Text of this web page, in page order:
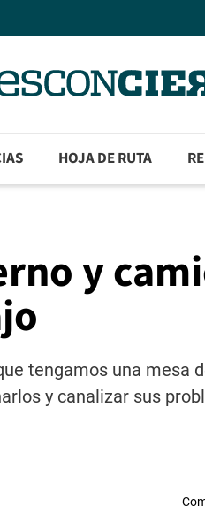
HOJA DE RUTA
y
tengamos una mesa
y canalizar sus